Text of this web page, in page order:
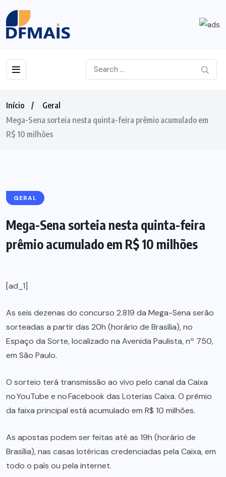
Início
Geral
Mega-Sena sorteia nesta quinta-feira prêmio acumulado em
R$ 10 milhões
GERAL
Mega-Sena sorteia nesta quinta-feira
prêmio acumulado em R$ 10 milhões
[ad_1]
As seis dezenas do concurso 2.819 da Mega-Sena serão
sorteadas a partir das 20h (horário de Brasília), no
Espaço da Sorte, localizado na Avenida Paulista, nº 750,
em São Paulo.
O sorteio terá transmissão ao vivo pelo canal da Caixa
no YouTube e no Facebook das Loterias Caixa. O prêmio
da faixa principal está acumulado em R$ 10 milhões.
As apostas podem ser feitas até as 19h (horário de
Brasília), nas casas lotéricas credenciadas pela Caixa, em
todo o país ou pela internet.